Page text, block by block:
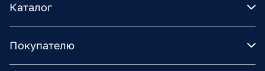
Каталог
Покупателю